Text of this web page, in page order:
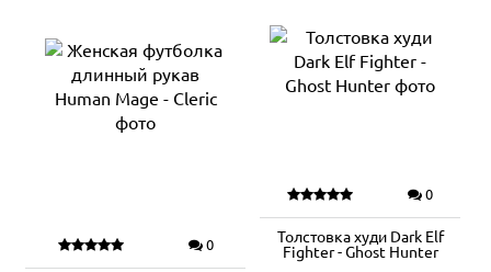
0
0
Толстовка худи Dark Elf
Fighter - Ghost Hunter